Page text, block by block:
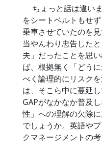
ちょっと話は違い
をシートベルトもせ
乗車させていたのを
当やんわり忠告した
夫」だったことを思
ば、根拠無く「どう
べく論理的にリスク
は、そこら中に蔓延
GAPがなかなか普及
性」への理解の欠除
でしょうか。英語や
クマネージメントの